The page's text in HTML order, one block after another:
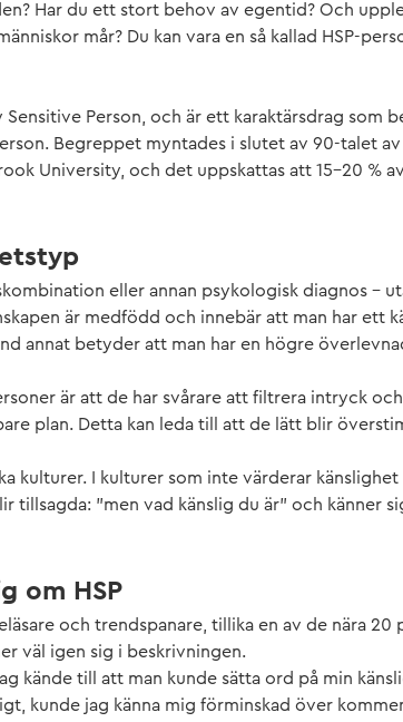
Har du ett stort behov av egentid? Och
mår? Du kan vara en så kallad HSP-
Person, och är ett karaktärsdrag som
Begreppet myntades i slutet av 90-talet av
University, och det uppskattas att 15–20 %
eller annan psykologisk diagnos –
är medfödd och innebär att man har ett
annat betyder att man har en högre
är att de har svårare att filtrera intryck
plan. Detta kan leda till att de lätt blir
kulturer. I kulturer som inte värderar känslighet
tillsagda: ”men vad känslig du är” och känner
om HSP
och trendspanare, tillika en av de nära 20
väl igen sig i beskrivningen.
kände till att man kunde sätta ord på min
kunde jag känna mig förminskad över